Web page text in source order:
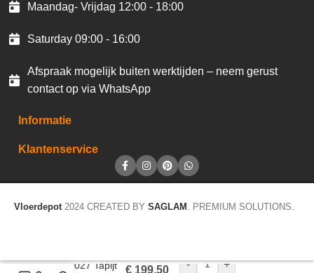
Maandag- Vrijdag 12:00 - 18:00
Saturday 09:00 - 16:00
Afspraak mogelijk buiten werktijden – neem gerust
contact op via WhatsApp
Informatie
Klantenservice
Vloerdepot 2024 CREATED BY SAGLAM . PREMIUM SOLUTIONS.
Sprint 027 Tapijt
€ 199,50 - +